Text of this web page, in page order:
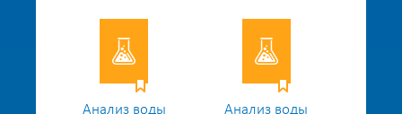
Анализ воды Анализ воды